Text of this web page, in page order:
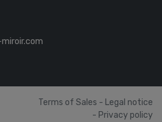
Terms of Sales - Legal notice
- Privacy policy